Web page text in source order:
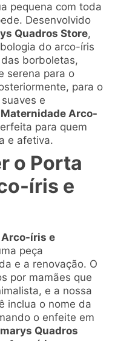
pequena com toda
Desenvolvido
Quadros Store,
do arco-íris
borboletas,
serena para o
para o
e
Arco-
para quem
e afetiva.
o Porta
íris e
íris e
peça
e a renovação. O
por mamães que
e a nossa
inclua o nome da
o enfeite em
Quadros